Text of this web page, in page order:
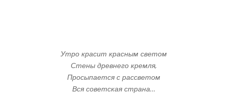
Утро красит красным светом
Стены древнего кремля,
Просыпается с рассветом
Вся советская страна…